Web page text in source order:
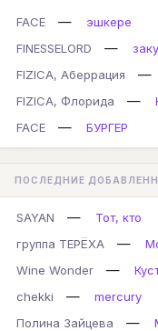
FACE
—
эшкере
FINESSELORD
—
FIZICA, Аберрация
—
FIZICA, Флорида
—
FACE
— БУРГЕР
ПОСЛЕДНИЕ
SAYAN —
Тот, кто
группа ТЕРЁХА
—
Wine Wonder
—
chekki
—
mercury
Полина Зайцева
—